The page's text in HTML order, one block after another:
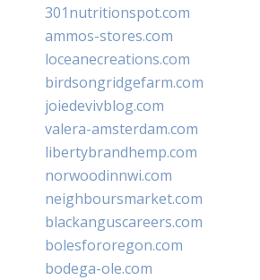
301nutritionspot.com
ammos-stores.com
loceanecreations.com
birdsongridgefarm.com
joiedevivblog.com
valera-amsterdam.com
libertybrandhemp.com
norwoodinnwi.com
neighboursmarket.com
blackanguscareers.com
bolesfororegon.com
bodega-ole.com